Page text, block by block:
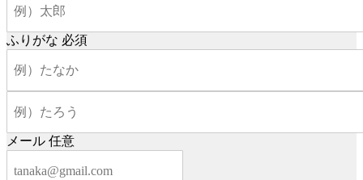
ふりがな 必須
メール 任意